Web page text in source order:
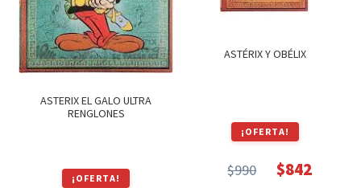
ASTERIX EL GALO ULTRA
RENGLONES
¡OFERTA!
ASTÉRIX Y OBÉLIX
¡OFERTA!
$990 $842